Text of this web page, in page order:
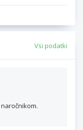
Vsi podatki